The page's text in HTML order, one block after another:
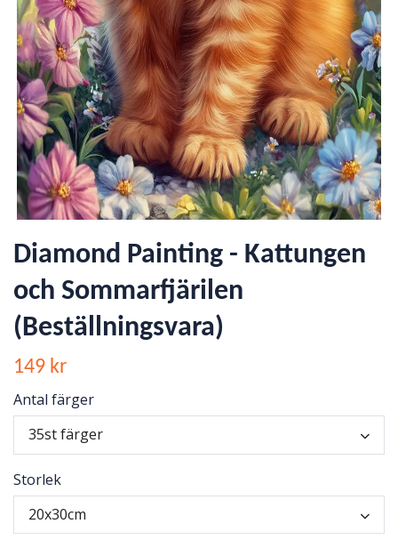
Diamond Painting - Kattungen
och Sommarfjärilen
(Beställningsvara)
149 kr
Antal färger
35st färger
Storlek
20x30cm